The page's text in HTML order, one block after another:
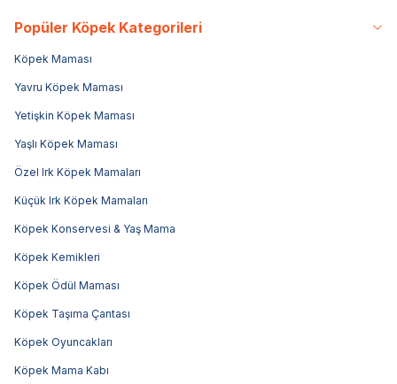
Popüler Köpek Kategorileri
Köpek Maması
Yavru Köpek Maması
Yetişkin Köpek Maması
Yaşlı Köpek Maması
Özel Irk Köpek Mamaları
Küçük Irk Köpek Mamaları
Köpek Konservesi & Yaş Mama
Köpek Kemikleri
Köpek Ödül Maması
Köpek Taşıma Çantası
Köpek Oyuncakları
Köpek Mama Kabı